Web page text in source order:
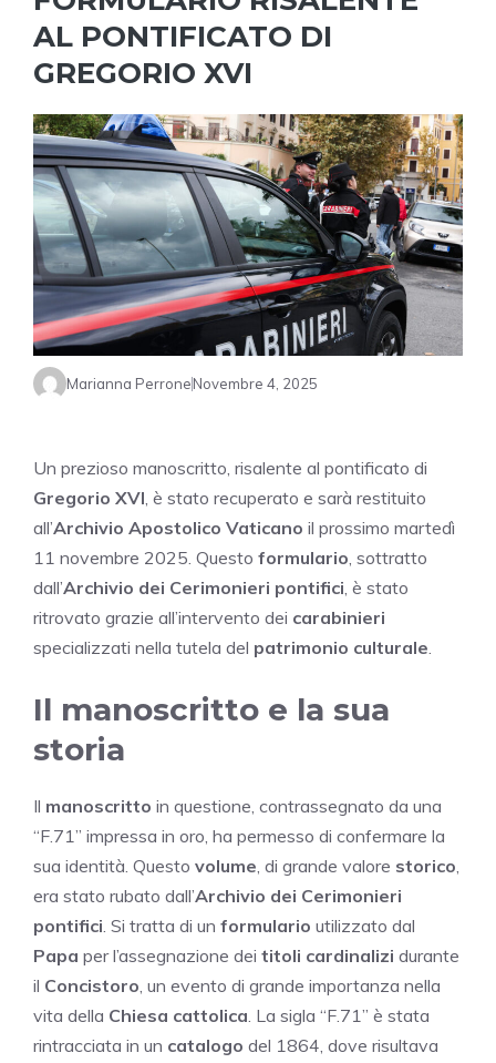
AL PONTIFICATO DI
GREGORIO XVI
Marianna PerroneNovembre 4, 2025
Un prezioso manoscritto, risalente al pontificato di
Gregorio XVI, è stato recuperato e sarà restituito
all’Archivio Apostolico Vaticano il prossimo martedì
11 novembre 2025. Questo formulario, sottratto
dall’Archivio dei Cerimonieri pontifici, è stato
ritrovato grazie all’intervento dei carabinieri
specializzati nella tutela del patrimonio culturale.
Il manoscritto e la sua
storia
Il manoscritto in questione, contrassegnato da una
“F.71” impressa in oro, ha permesso di confermare la
sua identità. Questo volume, di grande valore storico,
era stato rubato dall’Archivio dei Cerimonieri
pontifici. Si tratta di un formulario utilizzato dal
Papa per l’assegnazione dei titoli cardinalizi durante
il Concistoro, un evento di grande importanza nella
vita della Chiesa cattolica. La sigla “F.71” è stata
rintracciata in un catalogo del 1864, dove risultava